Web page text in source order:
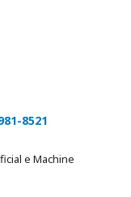
8521
e Machine